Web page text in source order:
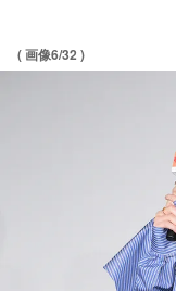
( 画像6/32 )